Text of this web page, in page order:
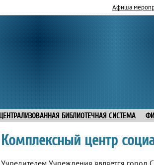
Афиша
ЦЕНТРАЛИЗОВАННАЯ БИБЛИОТЕЧНАЯ СИСТЕМА
Комплексный центр
Учредителем Учреждения является город